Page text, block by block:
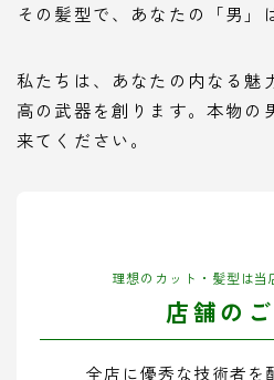
その髪型で、あなたの「男」
私たちは、あなたの内なる魅
高の武器を創ります。本物の
来てください。
理想のカット・髪型は当
店舗の
全店に優秀な技術者を